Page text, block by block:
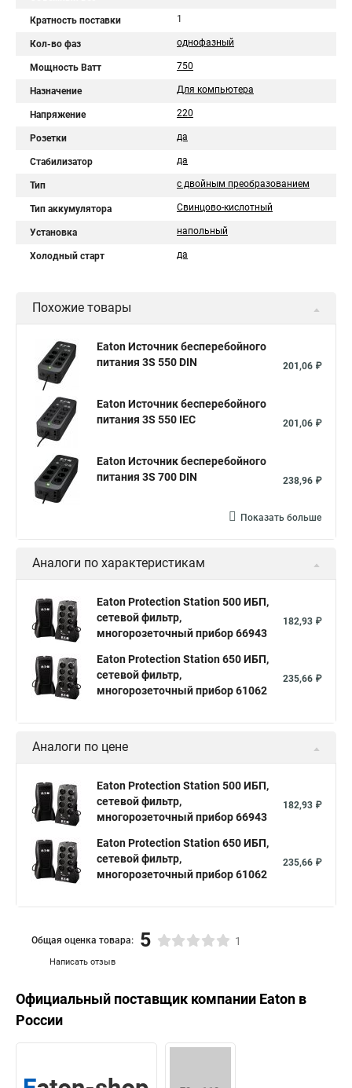
Кратность поставки 1
Кол-во фаз однофазный
Мощность Ватт 750
Назначение Для компьютера
Напряжение 220
Розетки да
Стабилизатор да
Тип с двойным преобразованием
Тип аккумулятора Свинцово-кислотный
Установка напольный
Холодный старт да
Похожие товары
Eaton Источник бесперебойного
питания 3S 550 DIN
201,06 ₽
Eaton Источник бесперебойного
питания 3S 550 IEC
201,06 ₽
Eaton Источник бесперебойного
питания 3S 700 DIN
238,96 ₽
Показать больше
Аналоги по характеристикам
Eaton Protection Station 500 ИБП,
сетевой фильтр,
многорозеточный прибор 66943
182,93 ₽
Eaton Protection Station 650 ИБП,
сетевой фильтр,
многорозеточный прибор 61062
235,66 ₽
Аналоги по цене
Eaton Protection Station 500 ИБП,
сетевой фильтр,
многорозеточный прибор 66943
182,93 ₽
Eaton Protection Station 650 ИБП,
сетевой фильтр,
многорозеточный прибор 61062
235,66 ₽
Написать отзыв
Общая оценка товара: 5 1
Официальный поставщик компании Eaton в
России